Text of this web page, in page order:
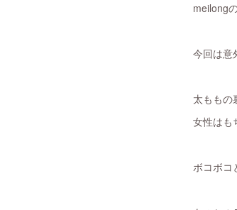
meilong
今回は意
太ももの
女性はも
ボコボコ